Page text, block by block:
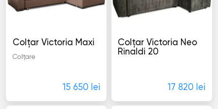
Colţar Victoria Maxi
Colţare
15 650 lei
Colţar Victoria Neo
Rinaldi 20
17 820 lei